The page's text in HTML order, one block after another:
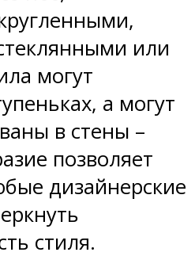
или
могут
а могут
в стены –
позволяет
дизайнерские
стиля.